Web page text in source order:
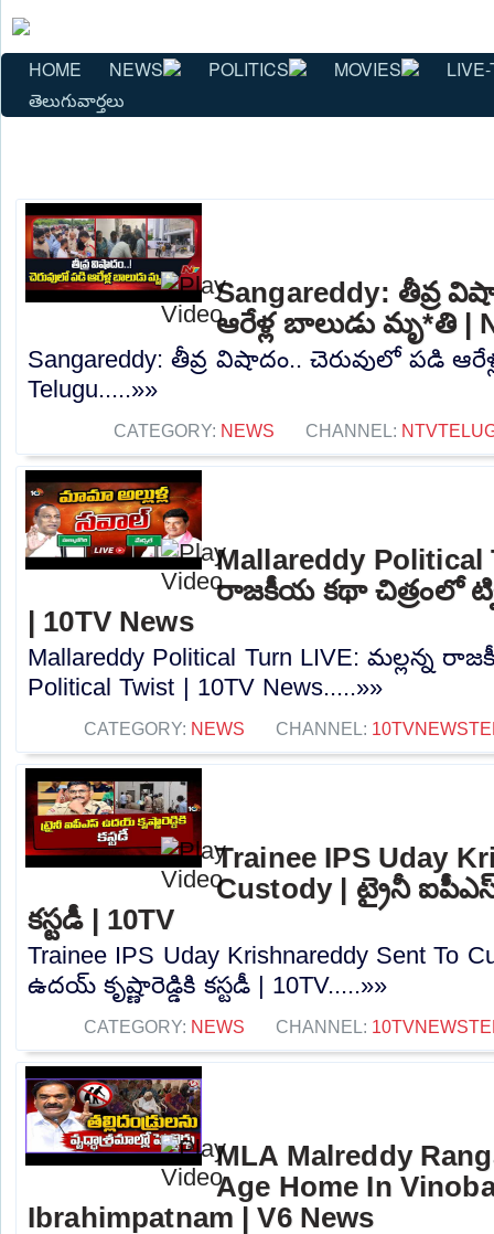
HOME NEWS POLITICS MOVIES
తెలుగువార్తలు
Sangareddy: తీవ్ర
ఆరేళ్ల బాలుడు మృ*తి |
Sangareddy: తీవ్ర విషాదం.. చెరువులో పడి
Telugu.....»»
CATEGORY: NEWS CHANNEL:
Mallareddy Political
రాజకీయ కథా చిత్రంలో
| 10TV News
Mallareddy Political Turn LIVE: మల్లన్న
Political Twist | 10TV News.....»»
CATEGORY: NEWS CHANNEL:
Trainee IPS Uday
Custody | ట్రైనీ
కస్టడీ | 10TV
Trainee IPS Uday Krishnareddy Sent To
ఉదయ్ కృష్ణారెడ్డికి కస్టడీ | 10TV.....»»
CATEGORY: NEWS CHANNEL:
MLA Malreddy
Age Home In
Ibrahimpatnam | V6 News